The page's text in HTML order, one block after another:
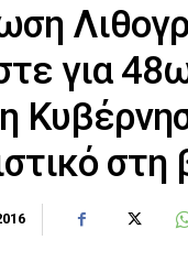
για
στη